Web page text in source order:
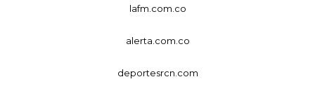
lafm.com.co
alerta.com.co
deportesrcn.com